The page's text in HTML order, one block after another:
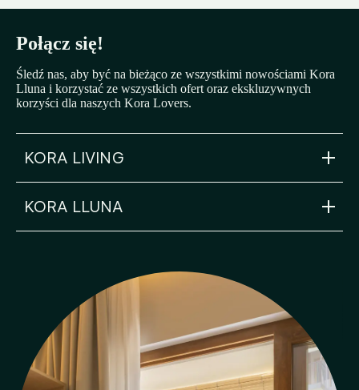
Połącz się!
Śledź nas, aby być na bieżąco ze wszystkimi nowościami Kora
Lluna i korzystać ze wszystkich ofert oraz ekskluzywnych
korzyści dla naszych Kora Lovers.
KORA LIVING
KORA LLUNA
C/ de l'Arquitecte Alfaro, 44, Poblats Marítims,
València, Valencia 46011 Valencia
info@koraliving.com
FAQ
Blog: The Gazette
Wewnętrzny System Informacji